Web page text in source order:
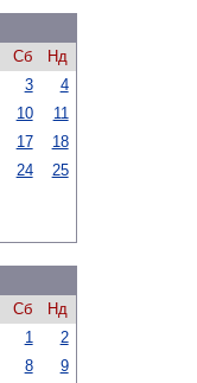
Сб
Нд
3
4
10
11
17
18
24
25
Сб
Нд
1
2
8
9